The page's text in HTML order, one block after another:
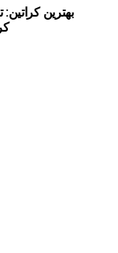
بهترین